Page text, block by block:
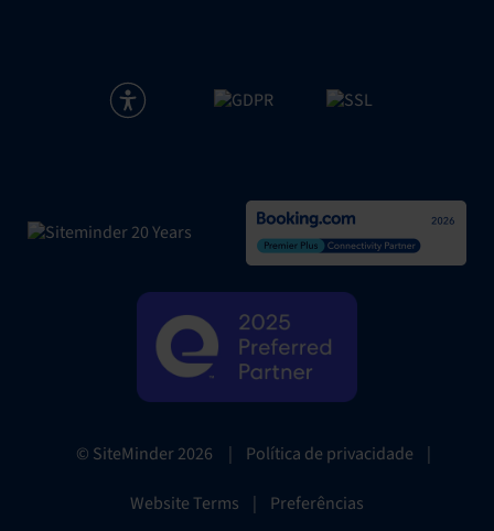
© SiteMinder2026 | Política de privacidade |
Website Terms | Preferências